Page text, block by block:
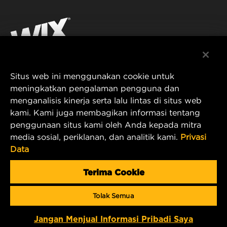
PRODUK UNTUK BALAP
KONTAK
PRIVASI DATA
PEMBERITAHUAN LEGAL
TERBITAN
Instagram
PT MANN AND HUMMEL Filtration Indonesia
Puri Indah Financial Tower, Unit 107
Jl. Puri Lingkar Dalam, RT01/RW02
Kembangan Selatan
Kecamatan Kembangan
West Jakarta 11610, Indonesia
wix_filters_asia@mann-hummel.com
Copyright 2024 MANN+HUMMEL. All rights reserved.
Situs web ini menggunakan cookie untuk
meningkatkan pengalaman pengguna dan
menganalisis kinerja serta lalu lintas di situs web
kami. Kami juga membagikan informasi tentang
penggunaan situs kami oleh Anda kepada mitra
media sosial, periklanan, dan analitik kami. Privasi
Data
Terima Cookie
Tolak Semua
Jangan Menjual Informasi Pribadi Saya